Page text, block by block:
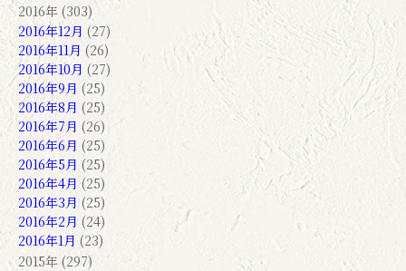
2016年 (303)
2016年12月 (27)
2016年11月 (26)
2016年10月 (27)
2016年9月 (25)
2016年8月 (25)
2016年7月 (26)
2016年6月 (25)
2016年5月 (25)
2016年4月 (25)
2016年3月 (25)
2016年2月 (24)
2016年1月 (23)
2015年 (297)